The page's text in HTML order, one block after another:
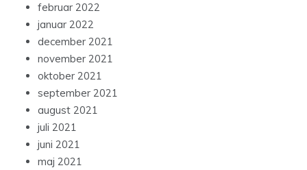
februar 2022
januar 2022
december 2021
november 2021
oktober 2021
september 2021
august 2021
juli 2021
juni 2021
maj 2021